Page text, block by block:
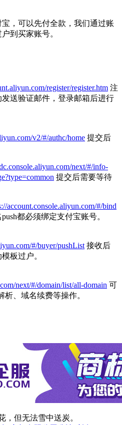
，可以先付全款，我们通过账
到买家账号。
register/register.htm 注
送验证邮件，登录邮箱后进行
v2/#/authc/home 提交后
next/#/info-
提交后需要等待
account.console.aliyun.com/#/bind
都必须绑定支付宝账号。
#/buyer/pushList 接收后
板过户。
next/#/domain/list/all-domain 可
析、域名续费等操作。
，但无法雪中送炭。